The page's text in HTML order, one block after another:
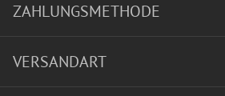
ZAHLUNGSMETHODE
VERSANDART